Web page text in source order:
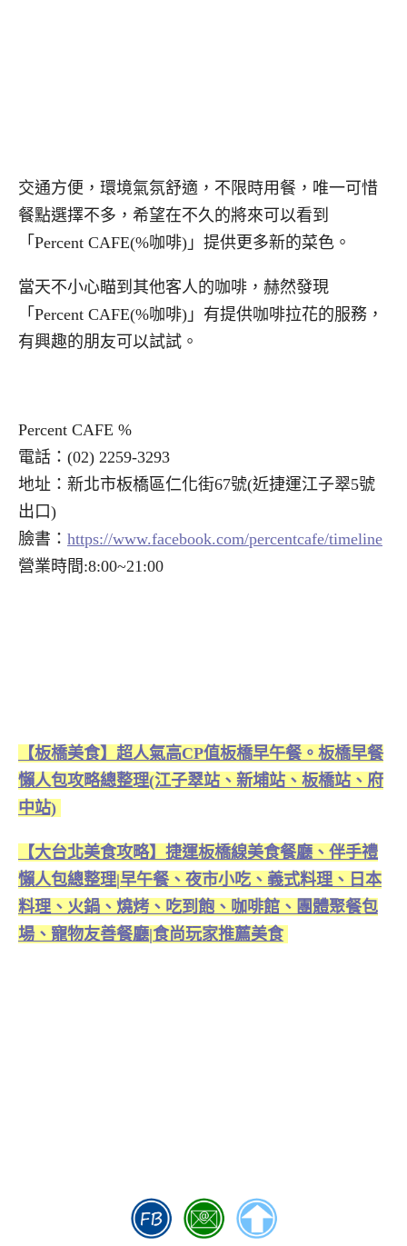
交通方便，環境氣氛舒適，不限時用餐，唯一可惜
餐點選擇不多，希望在不久的將來可以看到
「Percent CAFE(%咖啡)」提供更多新的菜色。
當天不小心瞄到其他客人的咖啡，赫然發現
「Percent CAFE(%咖啡)」有提供咖啡拉花的服務，
有興趣的朋友可以試試。
Percent CAFE %
電話：(02) 2259-3293
地址：新北市板橋區仁化街67號(近捷運江子翠5號
出口)
臉書： https://www.facebook.com/percentcafe/timeline
營業時間:8:00~21:00
【板橋美食】超人氣高CP值板橋早午餐。板橋早餐
懶人包攻略總整理(江子翠站、新埔站、板橋站、府
中站)
【大台北美食攻略】捷運板橋線美食餐廳、伴手禮
懶人包總整理|早午餐、夜市小吃、義式料理、日本
料理、火鍋、燒烤、吃到飽、咖啡館、團體聚餐包
場、寵物友善餐廳|食尚玩家推薦美食